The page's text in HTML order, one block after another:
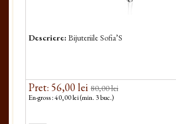
Descriere: Bijuteriile Sofia’S
Pret: 56,00 lei 80,00 lei
En-gross : 40,00 lei (min. 3 buc.)